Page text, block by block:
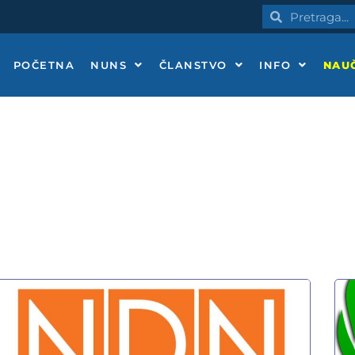
PretragaPretraga
POČETNA NUNS ČLANSTVO INFO